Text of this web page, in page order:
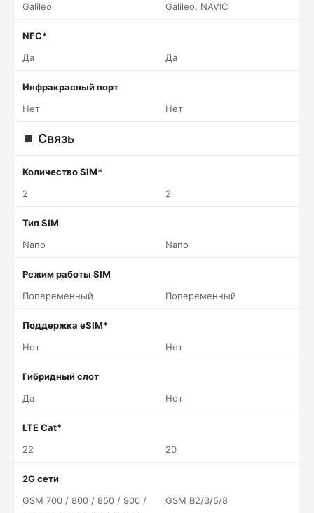
Galileo
Galileo, NAVIC
NFC*
Да
Да
Инфракрасный порт
Нет
Нет
Связь
Количество SIM*
2
2
Тип SIM
Nano
Nano
Режим работы SIM
Попеременный
Попеременный
Поддержка eSIM*
Нет
Нет
Гибридный слот
Да
Нет
LTE Cat*
22
20
2G сети
GSM 700 / 800 / 850 / 900 /
GSM B2/3/5/8